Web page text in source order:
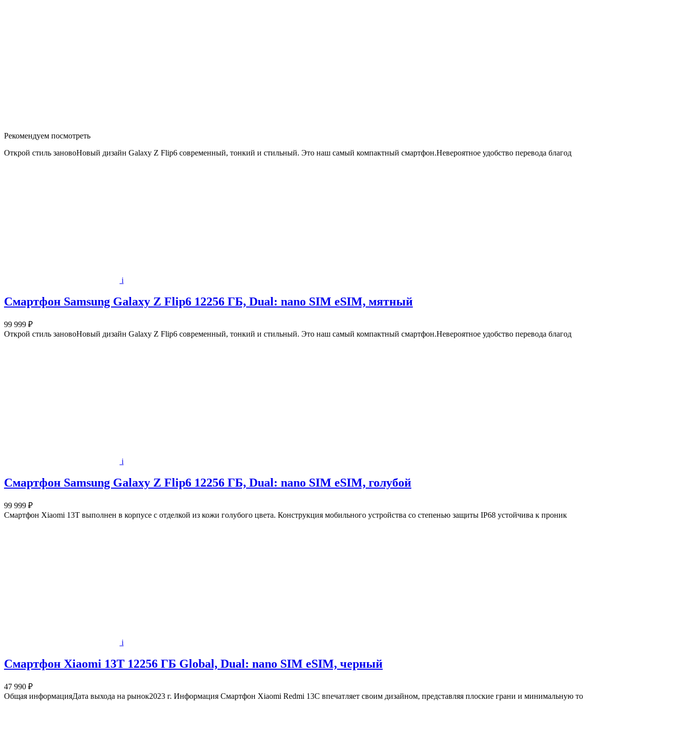
Рекомендуем посмотреть
Открой стиль зановоНовый дизайн Galaxy Z Flip6 современный, тонкий и стильный. Это наш самый компактный смартфон.Невероятное удобство перевода благод
i
Смартфон Samsung Galaxy Z Flip6 12256 ГБ, Dual: nano SIM eSIM, мятный
99 999 ₽
Открой стиль зановоНовый дизайн Galaxy Z Flip6 современный, тонкий и стильный. Это наш самый компактный смартфон.Невероятное удобство перевода благод
i
Смартфон Samsung Galaxy Z Flip6 12256 ГБ, Dual: nano SIM eSIM, голубой
99 999 ₽
Смартфон Xiaomi 13T выполнен в корпусе с отделкой из кожи голубого цвета. Конструкция мобильного устройства со степенью защиты IP68 устойчива к проник
i
Смартфон Xiaomi 13T 12256 ГБ Global, Dual: nano SIM eSIM, черный
47 990 ₽
Общая информацияДата выхода на рынок2023 г. Информация Смартфон Xiaomi Redmi 13C впечатляет своим дизайном, представляя плоские грани и минимальную то